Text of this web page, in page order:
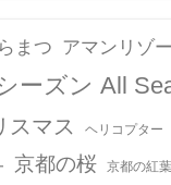
まつ アマンリゾ
ーズン All
スマス ヘリコプター
京都の桜 京都の紅葉